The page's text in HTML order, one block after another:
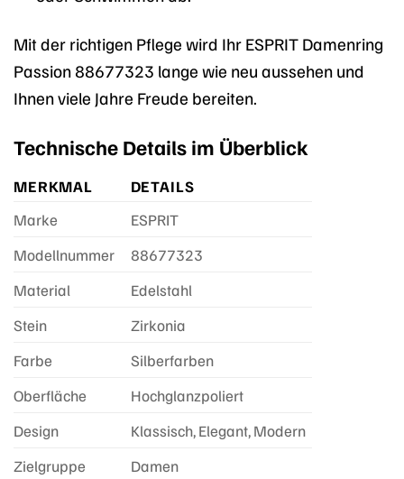
Mit der richtigen Pflege wird Ihr ESPRIT Damenring
Passion 88677323 lange wie neu aussehen und
Ihnen viele Jahre Freude bereiten.
Technische Details im Überblick
MERKMAL
DETAILS
Marke
ESPRIT
Modellnummer
88677323
Material
Edelstahl
Stein
Zirkonia
Farbe
Silberfarben
Oberfläche
Hochglanzpoliert
Design
Klassisch, Elegant, Modern
Zielgruppe
Damen